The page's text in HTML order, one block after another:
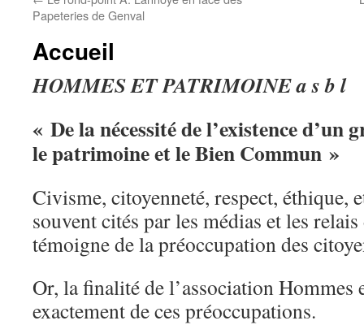
Papeteries de Genval
Accueil
HOMMES ET PATRIMOINE a s b l
« De la nécessité de l’existence d’un
le patrimoine et le Bien Commun »
Civisme, citoyenneté, respect, éthique,
souvent cités par les médias et les
témoigne de la préoccupation des
Or, la finalité de l’association Hommes
exactement de ces préoccupations.